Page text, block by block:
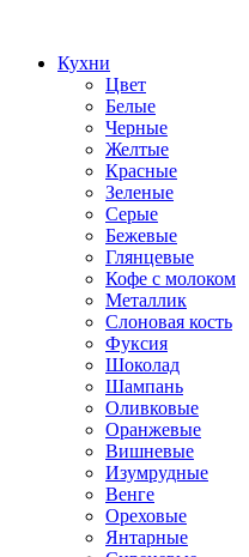
Кухни
Цвет
Белые
Черные
Желтые
Красные
Зеленые
Серые
Бежевые
Глянцевые
Кофе с молоком
Металлик
Слоновая кость
Фуксия
Шоколад
Шампань
Оливковые
Оранжевые
Вишневые
Изумрудные
Венге
Ореховые
Янтарные